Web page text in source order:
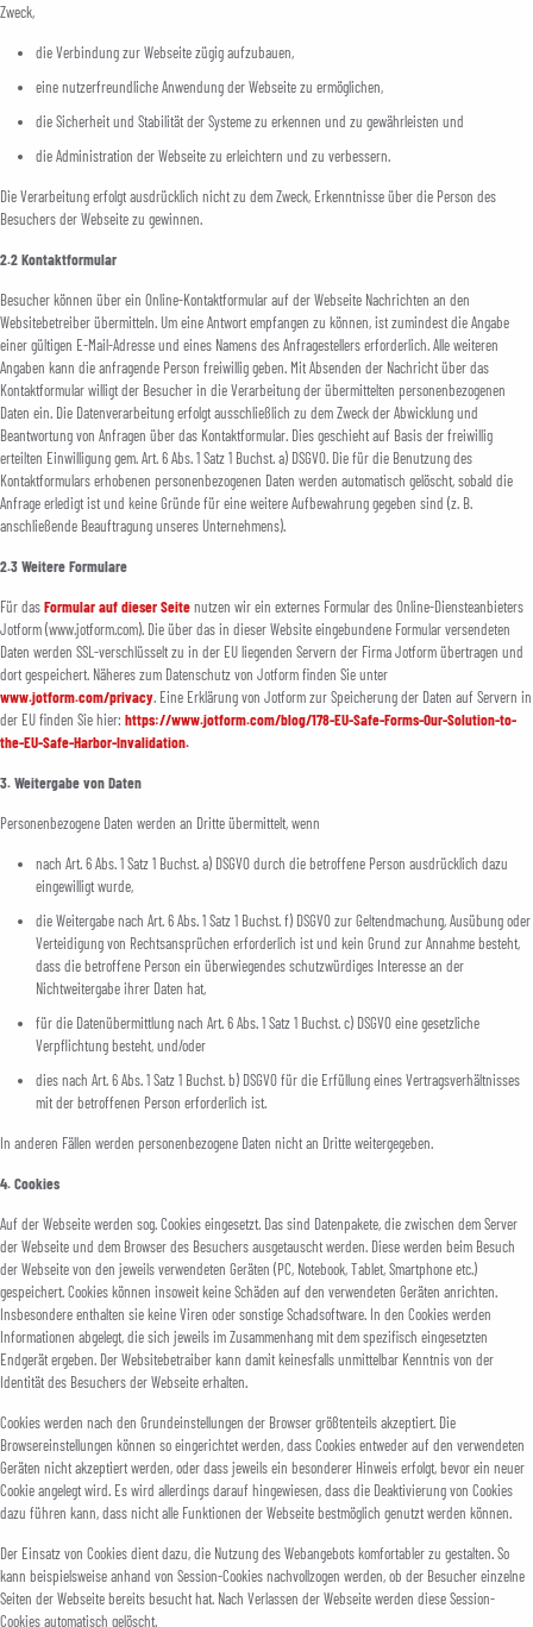
Zweck,
die Verbindung zur Webseite zügig aufzubauen,
eine nutzerfreundliche Anwendung der Webseite zu ermöglichen,
die Sicherheit und Stabilität der Systeme zu erkennen und zu gewährleisten und
die Administration der Webseite zu erleichtern und zu verbessern.
Die Verarbeitung erfolgt ausdrücklich nicht zu dem Zweck, Erkenntnisse über die Person des
Besuchers der Webseite zu gewinnen.
2.2 Kontaktformular
Besucher können über ein Online-Kontaktformular auf der Webseite Nachrichten an den
Websitebetreiber übermitteln. Um eine Antwort empfangen zu können, ist zumindest die Angabe
einer gültigen E-Mail-Adresse und eines Namens des Anfragestellers erforderlich. Alle weiteren
Angaben kann die anfragende Person freiwillig geben. Mit Absenden der Nachricht über das
Kontaktformular willigt der Besucher in die Verarbeitung der übermittelten personenbezogenen
Daten ein. Die Datenverarbeitung erfolgt ausschließlich zu dem Zweck der Abwicklung und
Beantwortung von Anfragen über das Kontaktformular. Dies geschieht auf Basis der freiwillig
erteilten Einwilligung gem. Art. 6 Abs. 1 Satz 1 Buchst. a) DSGVO. Die für die Benutzung des
Kontaktformulars erhobenen personenbezogenen Daten werden automatisch gelöscht, sobald die
Anfrage erledigt ist und keine Gründe für eine weitere Aufbewahrung gegeben sind (z. B.
anschließende Beauftragung unseres Unternehmens).
2.3 Weitere Formulare
Für dasFormular auf dieser Seitenutzen wir ein externes Formular des Online-Diensteanbieters
Jotform (www.jotform.com). Die über das in dieser Website eingebundene Formular versendeten
Daten werden SSL-verschlüsselt zu in der EU liegenden Servern der Firma Jotform übertragen und
dort gespeichert. Näheres zum Datenschutz von Jotform finden Sie unter
www.jotform.com/privacy. Eine Erklärung von Jotform zur Speicherung der Daten auf Servern in
der EU finden Sie hier: https://www.jotform.com/blog/178-EU-Safe-Forms-Our-Solution-to-
the-EU-Safe-Harbor-Invalidation.
3. Weitergabe von Daten
Personenbezogene Daten werden an Dritte übermittelt, wenn
nach Art. 6 Abs. 1 Satz 1 Buchst. a) DSGVO durch die betroffene Person ausdrücklich dazu
eingewilligt wurde,
die Weitergabe nach Art. 6 Abs. 1 Satz 1 Buchst. f) DSGVO zur Geltendmachung, Ausübung oder
Verteidigung von Rechtsansprüchen erforderlich ist und kein Grund zur Annahme besteht,
dass die betroffene Person ein überwiegendes schutzwürdiges Interesse an der
Nichtweitergabe ihrer Daten hat,
für die Datenübermittlung nach Art. 6 Abs. 1 Satz 1 Buchst. c) DSGVO eine gesetzliche
Verpflichtung besteht, und/oder
dies nach Art. 6 Abs. 1 Satz 1 Buchst. b) DSGVO für die Erfüllung eines Vertragsverhältnisses
mit der betroffenen Person erforderlich ist.
In anderen Fällen werden personenbezogene Daten nicht an Dritte weitergegeben.
4. Cookies
Auf der Webseite werden sog. Cookies eingesetzt. Das sind Datenpakete, die zwischen dem Server
der Webseite und dem Browser des Besuchers ausgetauscht werden. Diese werden beim Besuch
der Webseite von den jeweils verwendeten Geräten (PC, Notebook, Tablet, Smartphone etc.)
gespeichert. Cookies können insoweit keine Schäden auf den verwendeten Geräten anrichten.
Insbesondere enthalten sie keine Viren oder sonstige Schadsoftware. In den Cookies werden
Informationen abgelegt, die sich jeweils im Zusammenhang mit dem spezifisch eingesetzten
Endgerät ergeben. Der Websitebetraiber kann damit keinesfalls unmittelbar Kenntnis von der
Identität des Besuchers der Webseite erhalten.
Cookies werden nach den Grundeinstellungen der Browser größtenteils akzeptiert. Die
Browsereinstellungen können so eingerichtet werden, dass Cookies entweder auf den verwendeten
Geräten nicht akzeptiert werden, oder dass jeweils ein besonderer Hinweis erfolgt, bevor ein neuer
Cookie angelegt wird. Es wird allerdings darauf hingewiesen, dass die Deaktivierung von Cookies
dazu führen kann, dass nicht alle Funktionen der Webseite bestmöglich genutzt werden können.
Der Einsatz von Cookies dient dazu, die Nutzung des Webangebots komfortabler zu gestalten. So
kann beispielsweise anhand von Session-Cookies nachvollzogen werden, ob der Besucher einzelne
Seiten der Webseite bereits besucht hat. Nach Verlassen der Webseite werden diese Session-
Cookies automatisch gelöscht.